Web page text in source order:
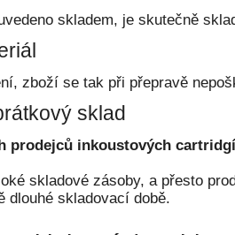
skladem, je skutečně
zboží se tak při přepravě
sklad
prodejců inkoustových
skladové zásoby, a přesto
dlouhé skladovací době.